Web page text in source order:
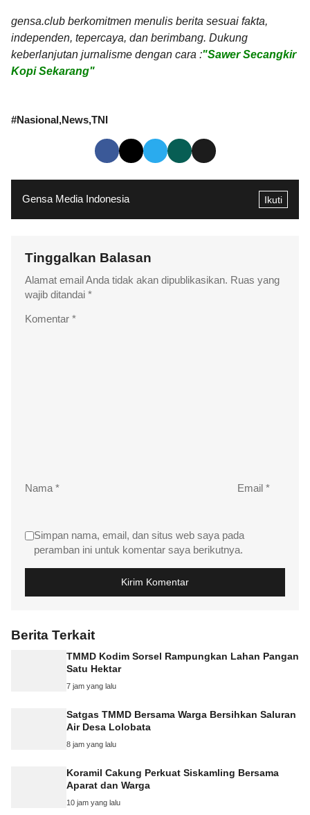
gensa.club berkomitmen menulis berita sesuai fakta,
independen, tepercaya, dan berimbang. Dukung
keberlanjutan jurnalisme dengan cara :"Sawer Secangkir
Kopi Sekarang"
#Nasional News TNI
Gensa Media Indonesia Ikuti
Tinggalkan Balasan
Alamat email Anda tidak akan dipublikasikan. Ruas yang
wajib ditandai *
Komentar *
Nama * Email *
Simpan nama, email, dan situs web saya pada
peramban ini untuk komentar saya berikutnya.
Berita Terkait
TMMD Kodim Sorsel Rampungkan Lahan Pangan
Satu Hektar
7 jam yang lalu
Satgas TMMD Bersama Warga Bersihkan Saluran
Air Desa Lolobata
8 jam yang lalu
Koramil Cakung Perkuat Siskamling Bersama
Aparat dan Warga
10 jam yang lalu